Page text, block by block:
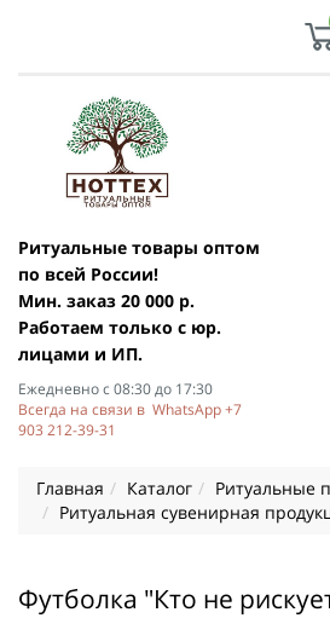
Ритуальные товары оптом
по всей России!
Мин. заказ 20 000 р.
Работаем только с юр.
лицами и ИП.
Ежедневно с 08:30 до 17:30
Всегда на связи в WhatsApp +7
903 212-39-31
Главная Каталог
Ритуальные
Ритуальная сувенирная
Футболка "Кто не